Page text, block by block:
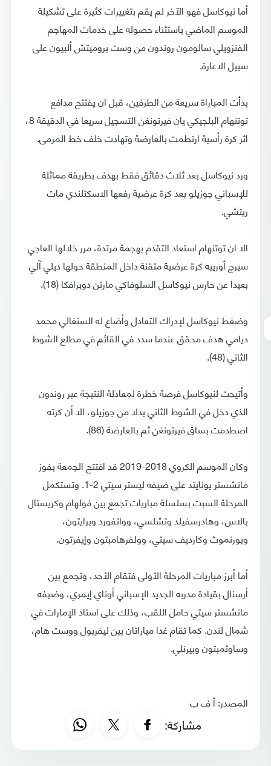
أما نيوكاسل فهو الآخر لم يقم بتغييرات كثيرة على تشكيلة
الموسم الماضي باستثناء حصوله على خدمات المهاجم
الفنزويلي سالومون روندون من وست بروميتش ألبيون على
سبيل الاعارة.
بدأت المباراة سريعة من الطرفين، قبل ان يفتتح مدافع
توتنهام البلجيكي يان فيرتونغن التسجيل سريعا في الدقيقة 8،
اثر كرة رأسية ارتطمت بالعارضة وتهادت خلف خط المرمى.
ورد نيوكاسل بعد ثلاث دقائق فقط بهدف بطريقة مماثلة
للإسباني جوزيلو بعد كرة عرضية رفعها الاسكتلندي مات
ريتشي.
الا ان توتنهام استعاد التقدم بهجمة مرتدة، مرر خلالها العاجي
سيرج أورييه كرة عرضية متقنة داخل المنطقة حولها ديلي آلي
بعيدا عن حارس نيوكاسل السلوفاكي مارتن دوبرافكا (18).
وضغط نيوكاسل لإدراك التعادل وأضاع له السنغالي محمد
ديامي هدف محقق عندما سدد في القائم في مطلع الشوط
الثاني (48).
وأتيحت لنيوكاسل فرصة خطرة لمعادلة النتيجة عبر روندون
الذي دخل في الشوط الثاني بدلا من جوزيلو، الا أن كرته
اصطدمت بساق فيرتونغن ثم بالعارضة (86).
وكان الموسم الكروي 2018-2019 قد افتتح الجمعة بفوز
مانشستر يونايتد على ضيفه ليستر سيتي 2-1. وتستكمل
المرحلة السبت بسلسلة مباريات تجمع بين فولهام وكريستال
بالاس، وهادرسفيلد وتشلسي، وواتفورد وبرايتون،
وبورنموث وكارديف سيتي، وولفرهامبتون وإيفرتون.
أما أبرز مباريات المرحلة الأولى فتقام الأحد، وتجمع بين
أرسنال بقيادة مدربه الجديد الإسباني أوناي إيمري، وضيفه
مانشستر سيتي حامل اللقب، وذلك على استاد الإمارات في
شمال لندن. كما تقام غدا مباراتان بين ليفربول ووست هام،
وساوثمبتون وبيرنلي.
المصدر: أ ف ب
مشاركة: